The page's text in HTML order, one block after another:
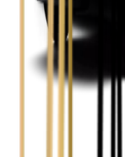
Toyota Corolla
Toyota Prius